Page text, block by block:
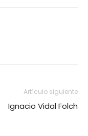
Artículo siguiente
Ignacio Vidal Folch